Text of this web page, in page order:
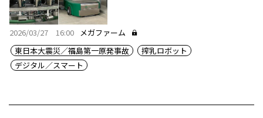
2026/03/27 16:00 メガファーム
東日本大震災／福島第一原発事故
搾乳ロボット
デジタル／スマート